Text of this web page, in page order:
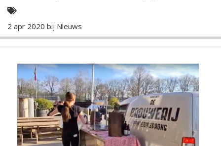
2 apr 2020 bij Nieuws